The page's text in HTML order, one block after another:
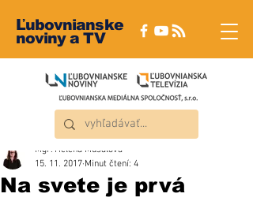
Ľubovnianske
noviny a TV
Na svete je prvá
Mgr. Helena Musalová
15. 11. 2017 Minut čtení: 4